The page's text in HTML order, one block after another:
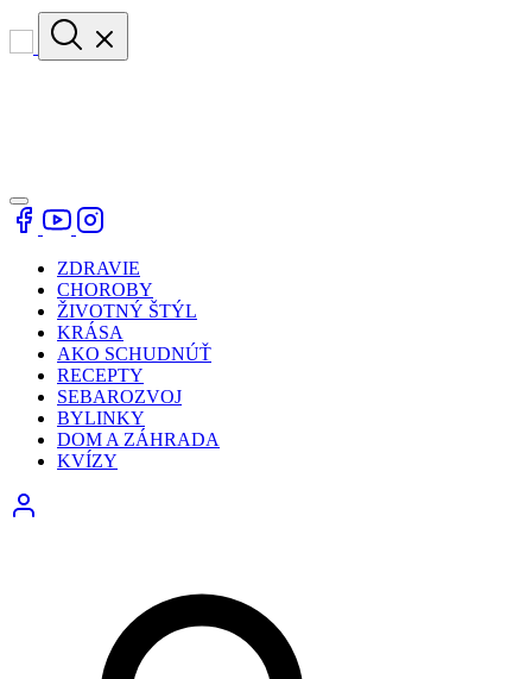
ZDRAVIE
CHOROBY
ŽIVOTNÝ ŠTÝL
KRÁSA
AKO SCHUDNÚŤ
RECEPTY
SEBAROZVOJ
BYLINKY
DOM A ZÁHRADA
KVÍZY